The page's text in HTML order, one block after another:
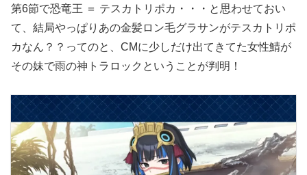
第6節で恐竜王 ＝ テスカトリポカ・・・と思わせておい
て、結局やっぱりあの金髪ロン毛グラサンがテスカトリポ
カなん？？ってのと、CMに少しだけ出てきてた女性鯖が
その妹で雨の神トラロックということが判明！